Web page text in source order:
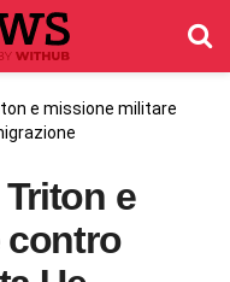
e missione militare
e
contro